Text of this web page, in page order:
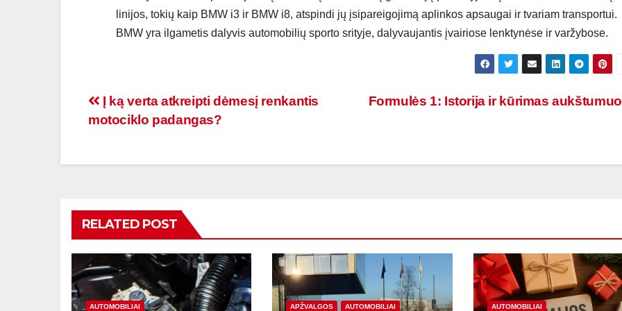
linijos, tokių kaip BMW i3 ir BMW i8, atspindi jų įsipareigojimą aplinkos apsaugai ir tvariam transportui.
BMW yra ilgametis dalyvis automobilių sporto srityje, dalyvaujantis įvairiose lenktynėse ir varžybose.
Navigacija
įrašų
Formulės 1: Istorija ir kūrimas
Į ką verta atkreipti dėmesį renkantis
motociklo padangas?
RELATED POST
AUTOMOBILIAI APŽVALGOS AUTOMOBILIAI AUTOMOBILIAI